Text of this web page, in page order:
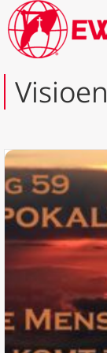
Visioen